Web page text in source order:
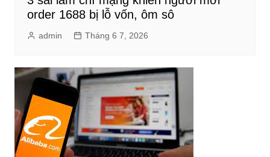
order 1688 bị lỗ vốn, ôm sô
admin Tháng 6 7, 2026